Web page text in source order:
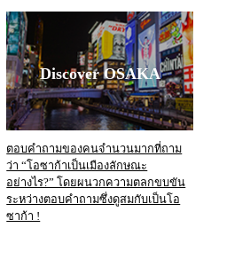
Discover OSAKA
ตอบคำถามของคนจำนวนมากที่ถาม
ว่า “โอซาก้าเป็นเมืองลักษณะ
อย่างไร?” โดยผนวกความตลกขบขัน
ระหว่างตอบคำถามซึ่งดูสมกับเป็นโอ
ซาก้า !